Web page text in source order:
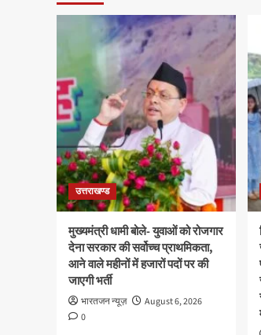
उत्तराखण्ड
मुख्यमंत्री धामी बोले- युवाओं को रोजगार
देना सरकार की सर्वोच्च प्राथमिकता,
आने वाले महीनों में हजारों पदों पर की
जाएगी भर्ती
भारतजन न्यूज़
August 6, 2026
0